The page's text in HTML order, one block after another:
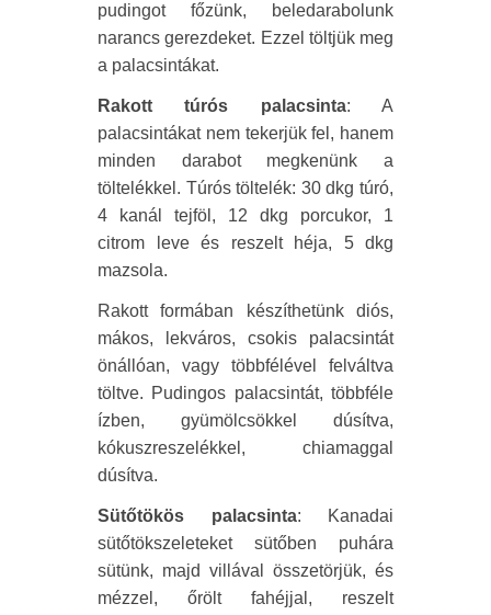
pudingot főzünk, beledarabolunk
narancs gerezdeket. Ezzel töltjük meg
a palacsintákat.
Rakott túrós palacsinta: A
palacsintákat nem tekerjük fel, hanem
minden darabot megkenünk a
töltelékkel. Túrós töltelék: 30 dkg túró,
4 kanál tejföl, 12 dkg porcukor, 1
citrom leve és reszelt héja, 5 dkg
mazsola.
Rakott formában készíthetünk diós,
mákos, lekváros, csokis palacsintát
önállóan, vagy többfélével felváltva
töltve. Pudingos palacsintát, többféle
ízben, gyümölcsökkel dúsítva,
kókuszreszelékkel, chiamaggal
dúsítva.
Sütőtökös palacsinta: Kanadai
sütőtökszeleteket sütőben puhára
sütünk, majd villával összetörjük, és
mézzel, őrölt fahéjjal, reszelt